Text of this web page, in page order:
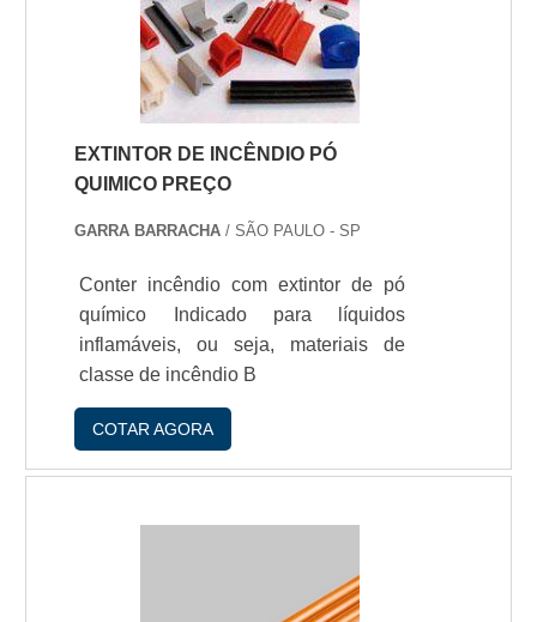
Supermercados.Estabelecida entre as
fabricantes de plástico bolha em SP, a
GG Kit sabe que o plástico precisa .
EXTINTOR DE INCÊNDIO PÓ
QUIMICO PREÇO
GARRA BARRACHA / SÃO PAULO - SP
Conter incêndio com extintor de pó
quí­mico Indicado para lí­quidos
inflamáveis, ou seja, materiais de
classe de incêndio B
COTAR AGORA